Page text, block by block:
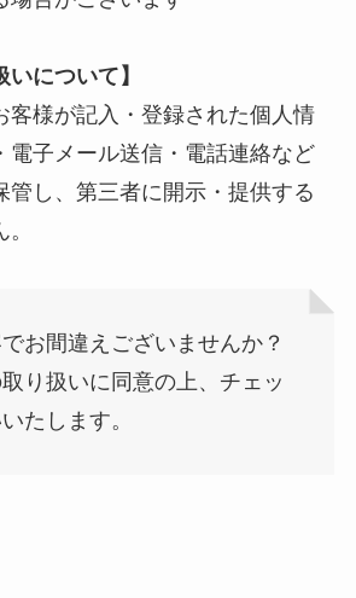
いについて】
客様が記入・登録された個人情
電子メール送信・電話連絡など
管し、第三者に開示・提供する
でお間違えございませんか？
り扱いに同意の上、チェッ
たします。